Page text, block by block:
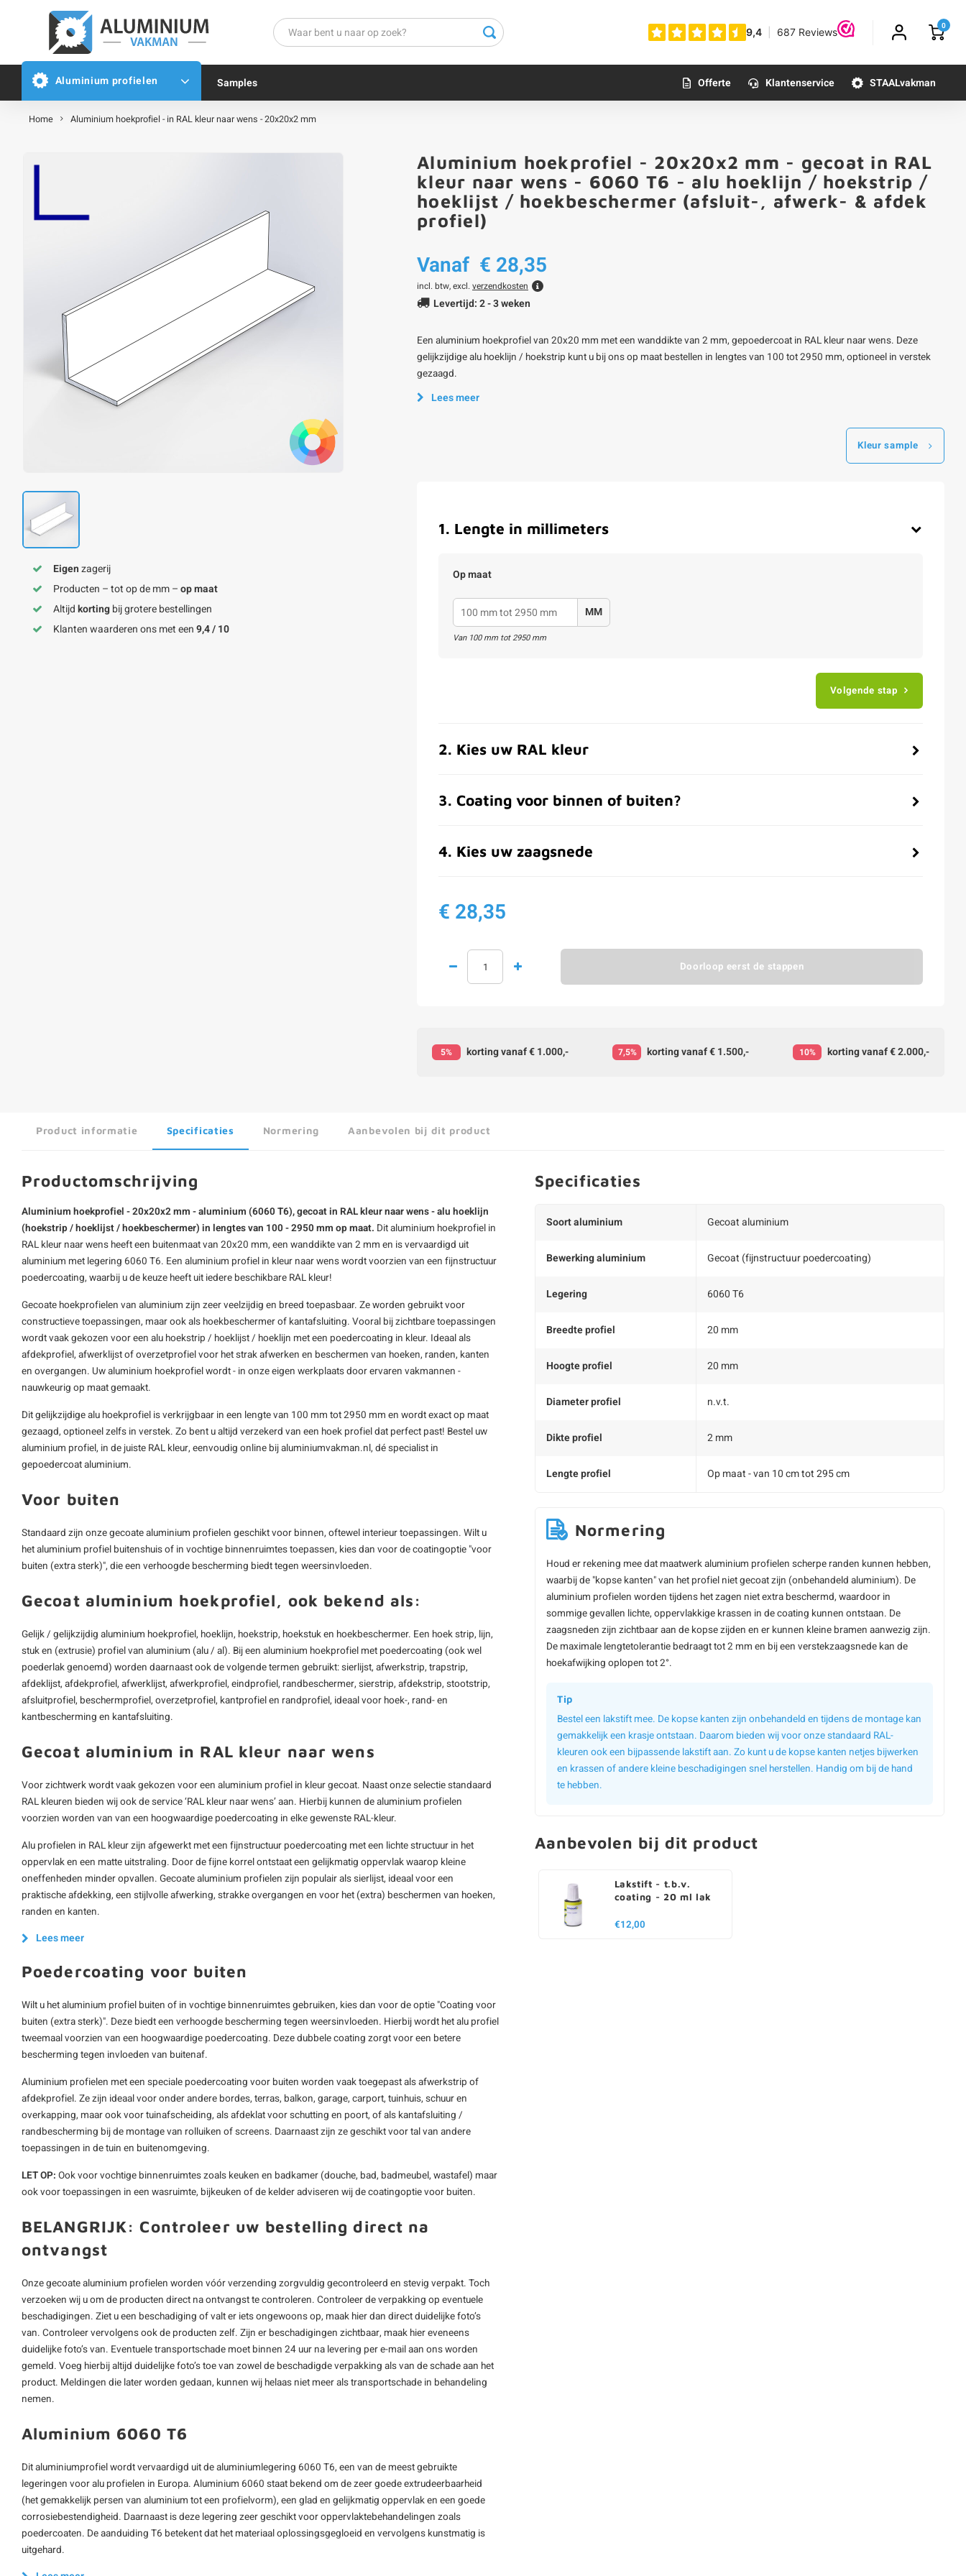
0
Aluminium profielen Offerte Klantenservice
Samples STAALvakman
Home Aluminium hoekprofiel - in RAL kleur naar wens - 20x20x2 mm
Eigenzagerij
Producten – tot op de mm –op maat
Altijdkortingbij grotere bestellingen
Klanten waarderen ons met een9,4 / 10
Aluminium hoekprofiel - 20x20x2 mm - gecoat in RAL
kleur naar wens - 6060 T6 - alu hoeklijn / hoekstrip /
hoeklijst / hoekbeschermer (afsluit-, afwerk- & afdek
profiel)
Vanaf € 28,35
incl. btw, excl. verzendkosten
Levertijd: 2 - 3 weken
Een aluminium hoekprofiel van 20x20 mm met een wanddikte van 2 mm, gepoedercoat in RAL kleur naar wens. Deze
gelijkzijdige alu hoeklijn / hoekstrip kunt u bij ons op maat bestellen in lengtes van 100 tot 2950 mm, optioneel in verstek
gezaagd.
Lees meer
Kleur sample
1. Lengte in millimeters
Op maat
MM
Van 100mm tot2950mm
Volgende stap
2. Kies uw RAL kleur
3. Coating voor binnen of buiten?
4. Kies uw zaagsnede
€ 28,35
Doorloop eerst de stappen
5% korting vanaf € 1.000,- 7,5% korting vanaf € 1.500,- 10% korting vanaf € 2.000,-
Product informatie Specificaties Normering Aanbevolen bij dit product
Productomschrijving
Aluminium hoekprofiel - 20x20x2 mm - aluminium (6060 T6), gecoat in RAL kleur naar wens - alu hoeklijn
(hoekstrip / hoeklijst / hoekbeschermer) in lengtes van 100 - 2950 mm op maat. Dit aluminium hoekprofiel in
RAL kleur naar wens heeft een buitenmaat van 20x20 mm, een wanddikte van 2 mm en is vervaardigd uit
aluminium met legering 6060 T6. Een aluminium profiel in kleur naar wens wordt voorzien van een fijnstructuur
poedercoating, waarbij u de keuze heeft uit iedere beschikbare RAL kleur!
Gecoate hoekprofielen van aluminium zijn zeer veelzijdig en breed toepasbaar. Ze worden gebruikt voor
constructieve toepassingen, maar ook als hoekbeschermer of kantafsluiting. Vooral bij zichtbare toepassingen
wordt vaak gekozen voor een alu hoekstrip / hoeklijst / hoeklijn met een poedercoating in kleur. Ideaal als
afdekprofiel, afwerklijst of overzetprofiel voor het strak afwerken en beschermen van hoeken, randen, kanten
en overgangen. Uw aluminium hoekprofiel wordt - in onze eigen werkplaats door ervaren vakmannen -
nauwkeurig op maat gemaakt.
Ditgelijkzijdige alu hoekprofiel is verkrijgbaar in een lengte van 100 mm tot 2950 mm en wordt exact op maat
gezaagd, optioneel zelfs in verstek. Zo bent u altijd verzekerd van een hoek profiel dat perfect past! Bestel uw
aluminium profiel, in de juiste RAL kleur, eenvoudig online bij aluminiumvakman.nl, dé specialist in
gepoedercoat aluminium.
Voor buiten
Standaard zijn onze gecoate aluminium profielen geschikt voor binnen, oftewel interieur toepassingen. Wilt u
het aluminium profiel buitenshuis of in vochtige binnenruimtes toepassen, kies dan voor de coatingoptie "voor
buiten (extra sterk)", die een verhoogde bescherming biedt tegen weersinvloeden.
Gecoat aluminium hoekprofiel, ook bekend als:
Gelijk / gelijkzijdig aluminium hoekprofiel, hoeklijn, hoekstrip, hoekstuk en hoekbeschermer. Een hoek strip, lijn,
stuk en (extrusie) profiel van aluminium (alu / al). Bij een aluminium hoekprofiel met poedercoating (ook wel
poederlak genoemd) worden daarnaast ook de volgende termen gebruikt: sierlijst, afwerkstrip, trapstrip,
afdeklijst, afdekprofiel, afwerklijst, afwerkprofiel, eindprofiel, randbeschermer, sierstrip, afdekstrip, stootstrip,
afsluitprofiel, beschermprofiel, overzetprofiel, kantprofiel en randprofiel, ideaal voor hoek-, rand- en
kantbescherming en kantafsluiting.
Gecoat aluminium in RAL kleur naar wens
Voor zichtwerk wordt vaak gekozen voor een aluminium profiel in kleur gecoat. Naast onze selectie standaard
RAL kleuren bieden wij ook de service ‘RAL kleur naar wens’ aan. Hierbij kunnen de aluminium profielen
voorzien worden van van een hoogwaardige poedercoating in elke gewenste RAL-kleur.
Alu profielen in RAL kleur zijn afgewerkt met een fijnstructuur poedercoating met een lichte structuur in het
oppervlak en een matte uitstraling. Door de fijne korrel ontstaat een gelijkmatig oppervlak waarop kleine
oneffenheden minder opvallen. Gecoate aluminium profielen zijn populair als sierlijst, ideaal voor een
praktische afdekking, een stijlvolle afwerking, strakke overgangen en voor het (extra) beschermen van hoeken,
randen en kanten.
Lees meer
Poedercoating voor buiten
Wilt u het aluminium profiel buiten of in vochtige binnenruimtes gebruiken, kies dan voor de optie "Coating voor
buiten (extra sterk)". Deze biedt een verhoogde bescherming tegen weersinvloeden. Hierbij wordt het alu profiel
tweemaal voorzien van een hoogwaardige poedercoating. Deze dubbele coating zorgt voor een betere
bescherming tegen invloeden van buitenaf.
Aluminium profielen met een speciale poedercoating voor buiten worden vaak toegepast als afwerkstrip of
afdekprofiel. Ze zijn ideaal voor onder andere bordes, terras, balkon, garage, carport, tuinhuis, schuur en
overkapping, maar ook voor tuinafscheiding, als afdeklat voor schutting en poort, of als kantafsluiting /
randbescherming bij de montage van rolluiken of screens. Daarnaast zijn ze geschikt voor tal van andere
toepassingen in de tuin en buitenomgeving.
LET OP: Ook voor vochtige binnenruimtes zoals keuken en badkamer (douche, bad, badmeubel, wastafel) maar
ook voor toepassingen in een wasruimte, bijkeuken of de kelder adviseren wij de coatingoptie voor buiten.
BELANGRIJK: Controleer uw bestelling direct na
ontvangst
Onze gecoate aluminium profielen worden vóór verzending zorgvuldig gecontroleerd en stevig verpakt. Toch
verzoeken wij u om de producten direct na ontvangst te controleren. Controleer de verpakking op eventuele
beschadigingen. Ziet u een beschadiging of valt er iets ongewoons op, maak hier dan direct duidelijke foto’s
van. Controleer vervolgens ook de producten zelf. Zijn er beschadigingen zichtbaar, maak hier eveneens
duidelijke foto’s van. Eventuele transportschade moet binnen 24 uur na levering per e-mail aan ons worden
gemeld. Voeg hierbij altijd duidelijke foto’s toe van zowel de beschadigde verpakking als van de schade aan het
product. Meldingen die later worden gedaan, kunnen wij helaas niet meer als transportschade in behandeling
nemen.
Aluminium 6060 T6
Dit aluminiumprofiel wordt vervaardigd uit de aluminiumlegering 6060 T6, een van de meest gebruikte
legeringen voor alu profielen in Europa. Aluminium 6060 staat bekend om de zeer goede extrudeerbaarheid
(het gemakkelijk persen van aluminium tot een profielvorm), een glad en gelijkmatig oppervlak en een goede
corrosiebestendigheid. Daarnaast is deze legering zeer geschikt voor oppervlaktebehandelingen zoals
poedercoaten. De aanduiding T6 betekent dat het materiaal oplossingsgegloeid en vervolgens kunstmatig is
uitgehard.
Specificaties
Soort aluminium Gecoat aluminium
Bewerking aluminium Gecoat (fijnstructuur poedercoating)
Legering 6060 T6
Breedte profiel 20 mm
Hoogte profiel 20 mm
Diameter profiel n.v.t.
Dikte profiel 2 mm
Lengte profiel Op maat - van 10 cm tot 295 cm
Normering
Houd er rekening mee dat maatwerk aluminium profielen scherpe randen kunnen hebben,
waarbij de "kopse kanten" van het profiel niet gecoat zijn (onbehandeld aluminium). De
aluminium profielen worden tijdens het zagen niet extra beschermd, waardoor in
sommige gevallen lichte, oppervlakkige krassen in de coating kunnen ontstaan. De
zaagsneden zijn zichtbaar aan de kopse zijden en er kunnen kleine bramen aanwezig zijn.
De maximale lengtetolerantie bedraagt tot 2 mm en bij een verstekzaagsnede kan de
hoekafwijking oplopen tot 2°.
Tip
Bestel een lakstift mee. De kopse kanten zijn onbehandeld en tijdens de montage kan
gemakkelijk een krasje ontstaan. Daarom bieden wij voor onze standaard RAL-
kleuren ook een bijpassende lakstift aan. Zo kunt u de kopse kanten netjes bijwerken
en krassen of andere kleine beschadigingen snel herstellen. Handig om bij de hand
te hebben.
Aanbevolen bij dit product
Lakstift - t.b.v.
coating - 20 ml lak
€12,00